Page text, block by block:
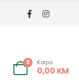
0 Korpa
0,00 KM